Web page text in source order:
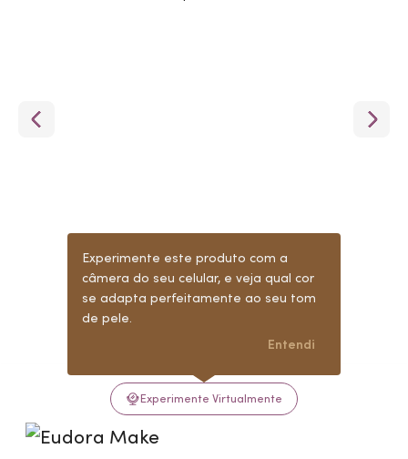
Experimente Virtualmente
Experimente este produto com a
câmera do seu celular, e veja qual cor
se adapta perfeitamente ao seu tom
de pele.
Entendi